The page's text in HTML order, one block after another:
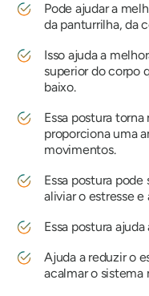
Pode ajudar a
da panturrilha, da
Isso ajuda a
superior do corpo
baixo.
Essa postura
proporciona uma
movimentos.
Essa postura
aliviar o estresse e
Essa postura
Ajuda a reduzir o
acalmar o sistema